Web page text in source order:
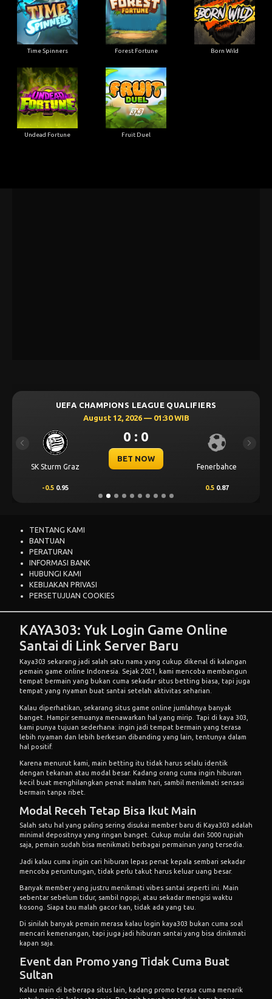
Time Spinners Forest Fortune Born Wild
Undead Fortune Fruit Duel
UEFA CHAMPIONS LEAGUE QUALIFIERS
August 12, 2026 — 01:30 WIB
SK Sturm Graz
0 : 0
BET NOW
Fenerbahce
-0.5 0.95 0.5 0.87
Previous Next
TENTANG KAMI
BANTUAN
PERATURAN
INFORMASI BANK
HUBUNGI KAMI
KEBIJAKAN PRIVASI
PERSETUJUAN COOKIES
KAYA303: Yuk Login Game Online
Santai di Link Server Baru
Kaya303 sekarang jadi salah satu nama yang cukup dikenal di kalangan
pemain game online Indonesia. Sejak 2021, kami mencoba membangun
tempat bermain yang bukan cuma sekadar situs betting biasa, tapi juga
tempat yang nyaman buat santai setelah aktivitas seharian.
Kalau diperhatikan, sekarang situs game online jumlahnya banyak
banget. Hampir semuanya menawarkan hal yang mirip. Tapi di kaya 303,
kami punya tujuan sederhana: ingin jadi tempat bermain yang terasa
lebih nyaman dan lebih berkesan dibanding yang lain, tentunya dalam
hal positif.
Karena menurut kami, main betting itu tidak harus selalu identik
dengan tekanan atau modal besar. Kadang orang cuma ingin hiburan
kecil buat menghilangkan penat malam hari, sambil menikmati sensasi
bermain tanpa ribet.
Modal Receh Tetap Bisa Ikut Main
Salah satu hal yang paling sering disukai member baru di Kaya303 adalah
minimal depositnya yang ringan banget. Cukup mulai dari 5000 rupiah
saja, pemain sudah bisa menikmati berbagai permainan yang tersedia.
Jadi kalau cuma ingin cari hiburan lepas penat kepala sembari sekadar
mencoba peruntungan, tidak perlu takut harus keluar uang besar.
Banyak member yang justru menikmati vibes santai seperti ini. Main
sebentar sebelum tidur, sambil ngopi, atau sekadar mengisi waktu
kosong. Siapa tau malah gacor kan, tidak ada yang tau.
Di sinilah banyak pemain merasa kalau login kaya303 bukan cuma soal
mencari kemenangan, tapi juga jadi hiburan santai yang bisa dinikmati
kapan saja.
Event dan Promo yang Tidak Cuma Buat
Sultan
Kalau main di beberapa situs lain, kadang promo terasa cuma menarik